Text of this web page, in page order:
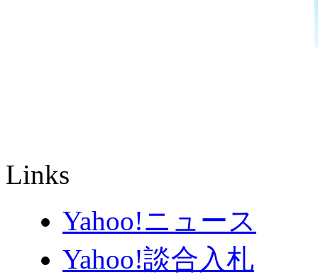
Links
Yahoo!ニュース
Yahoo!談合入札